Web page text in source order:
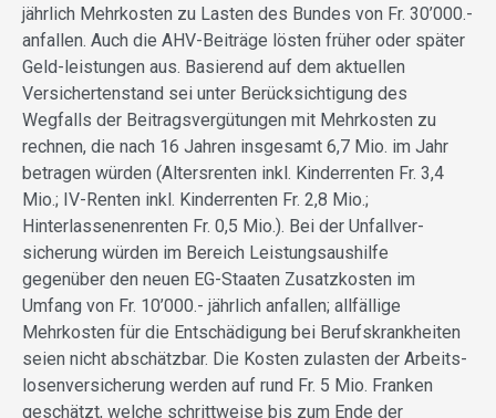
jährlich Mehrkosten zu Lasten des Bundes von Fr. 30’000.-
anfallen. Auch die AHV-Beiträge lösten früher oder später
Geld-leistungen aus. Basierend auf dem aktuellen
Versichertenstand sei unter Berücksichtigung des
Wegfalls der Beitragsvergütungen mit Mehrkosten zu
rechnen, die nach 16 Jahren insgesamt 6,7 Mio. im Jahr
betragen würden (Altersrenten inkl. Kinderrenten Fr. 3,4
Mio.; IV-Renten inkl. Kinderrenten Fr. 2,8 Mio.;
Hinterlassenenrenten Fr. 0,5 Mio.). Bei der Unfallver-
sicherung würden im Bereich Leistungsaushilfe
gegenüber den neuen EG-Staaten Zusatzkosten im
Umfang von Fr. 10’000.- jährlich anfallen; allfällige
Mehrkosten für die Entschädigung bei Berufskrankheiten
seien nicht abschätzbar. Die Kosten zulasten der Arbeits­
losenversicherung werden auf rund Fr. 5 Mio. Franken
geschätzt, welche schrittweise bis zum Ende der